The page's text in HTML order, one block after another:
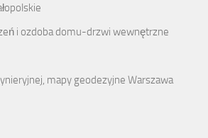
i ozdoba domu-drzwi wewnętrzne
mapy geodezyjne Warszawa